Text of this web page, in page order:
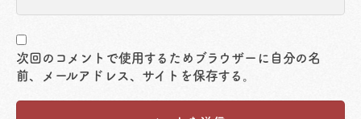
次回のコメントで使用するためブラウザーに自分の名
前、メールアドレス、サイトを保存する。